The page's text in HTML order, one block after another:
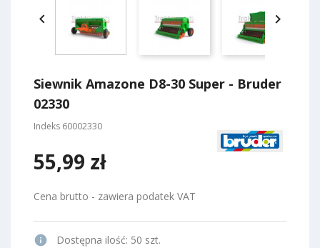
 
Siewnik Amazone D8-30 Super - Bruder
02330
Indeks 60002330
55,99 zł
Cena brutto - zawiera podatek VAT
info Dostępna ilość: 50 szt.